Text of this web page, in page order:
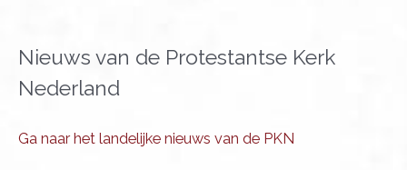
Nieuws van de Protestantse Kerk
Nederland
Ga naar het landelijke nieuws van de PKN